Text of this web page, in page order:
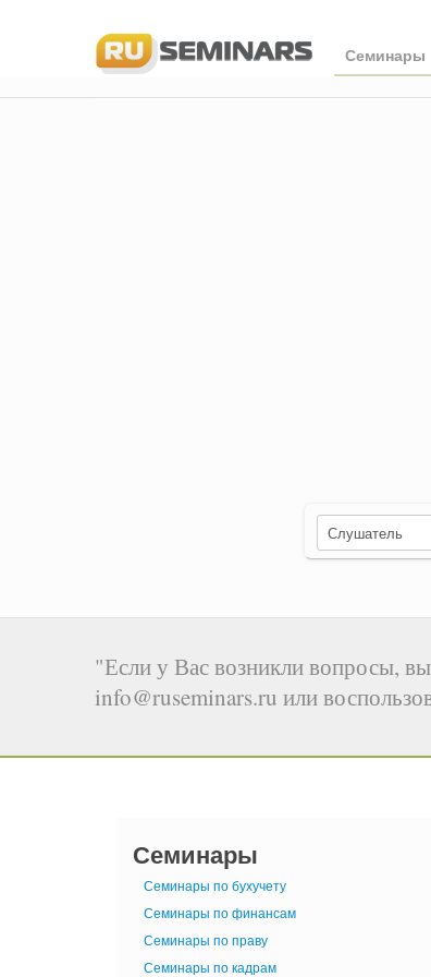
Семинары
"Если у Вас возникли вопросы, вы
info@ruseminars.ru или
Семинары
Семинары по бухучету
Семинары по финансам
Семинары по праву
Семинары по кадрам